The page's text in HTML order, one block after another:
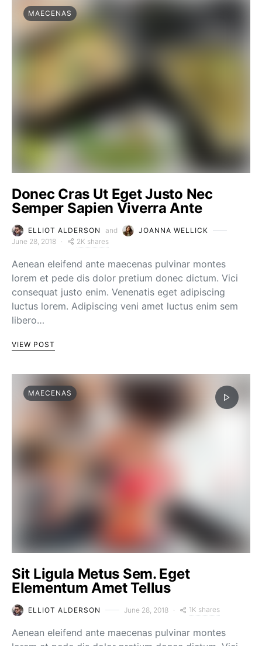
MAECENAS
Donec Cras Ut Eget Justo Nec
Semper Sapien Viverra Ante
ELLIOT ALDERSON and
JOANNA WELLICK
June 28, 2018
2K shares
Aenean eleifend ante maecenas pulvinar montes
lorem et pede dis dolor pretium donec dictum. Vici
consequat justo enim. Venenatis eget adipiscing
luctus lorem. Adipiscing veni amet luctus enim sem
libero…
VIEW POST
MAECENAS
Sit Ligula Metus Sem. Eget
Elementum Amet Tellus
ELLIOT ALDERSON June 28, 2018 1K shares
Aenean eleifend ante maecenas pulvinar montes